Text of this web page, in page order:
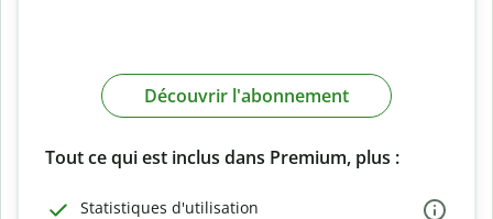
Découvrir l'abonnement
Tout ce qui est inclus dans Premium, plus :
Statistiques d'utilisation